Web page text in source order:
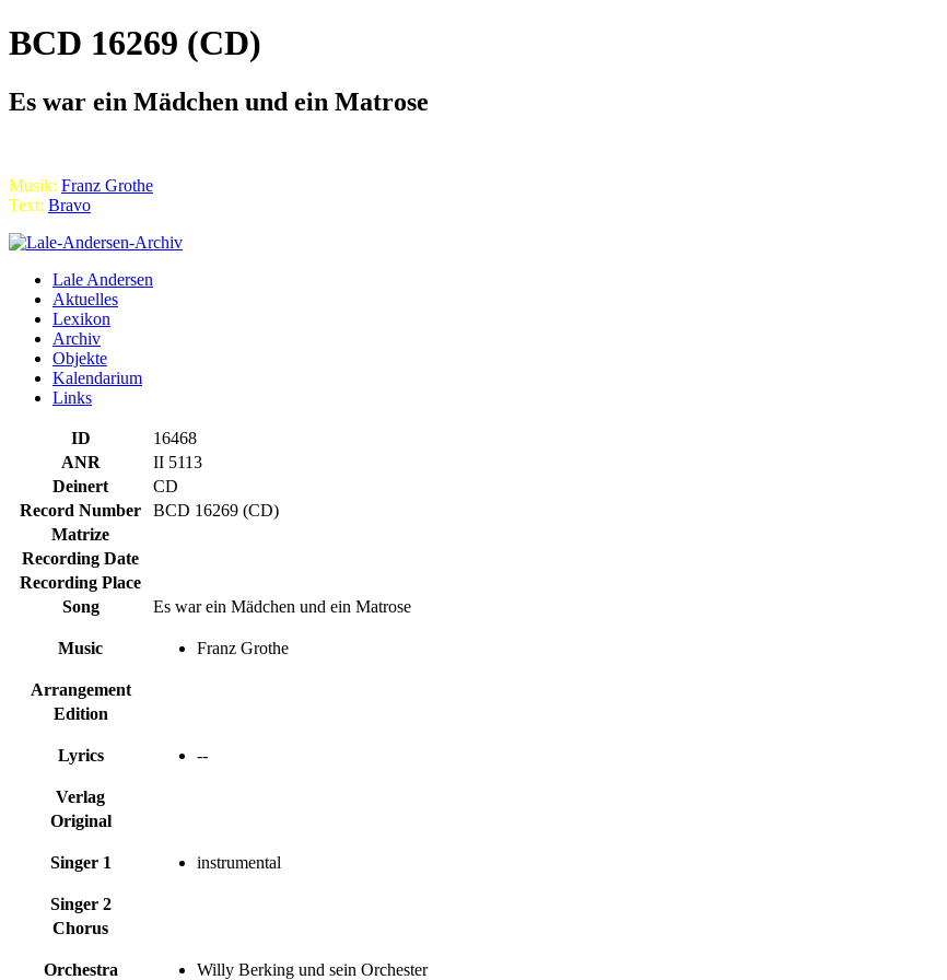
BCD 16269 (CD)
Es war ein Mädchen und ein Matrose
Musik: Franz Grothe
Text: Bravo
Lale Andersen
Aktuelles
Lexikon
Archiv
Objekte
Kalendarium
Links
ID
16468
ANR
II 5113
Deinert
CD
Record Number
BCD 16269 (CD)
Matrize
Recording Date
Recording Place
Song
Es war ein Mädchen und ein Matrose
Music Franz Grothe
Arrangement
Edition
Lyrics --
Verlag
Original
Singer 1 instrumental
Singer 2
Chorus
Orchestra Willy Berking und sein Orchester